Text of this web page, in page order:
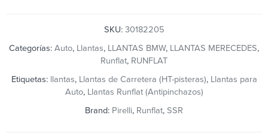
SKU: 30182205
Categorías: Auto, Llantas, LLANTAS BMW, LLANTAS MERECEDES,
Runflat, RUNFLAT
Etiquetas: llantas, Llantas de Carretera (HT-pisteras), Llantas para
Auto, Llantas Runflat (Antipinchazos)
Brand: Pirelli, Runflat, SSR